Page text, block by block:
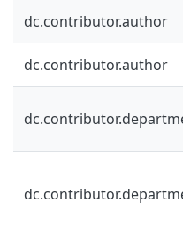
dc.contributor.author
dc.contributor.author